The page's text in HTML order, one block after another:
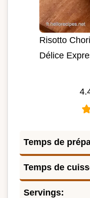
Risotto
Délice
Temps de
Temps de
Servings: